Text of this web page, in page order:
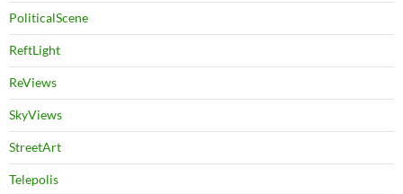
PoliticalScene
ReftLight
ReViews
SkyViews
StreetArt
Telepolis